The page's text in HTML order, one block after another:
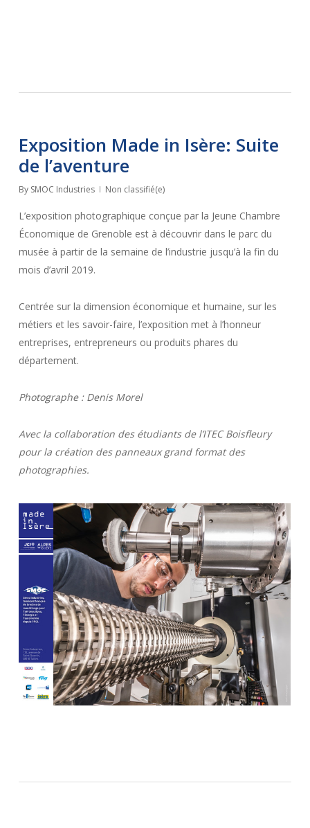
Exposition Made in Isère: Suite
de l’aventure
By SMOC Industries Non classifié(e)
L’exposition photographique conçue par la Jeune Chambre
Économique de Grenoble est à découvrir dans le parc du
musée à partir de la semaine de l’industrie jusqu’à la fin du
mois d’avril 2019.
Centrée sur la dimension économique et humaine, sur les
métiers et les savoir-faire, l’exposition met à l’honneur
entreprises, entrepreneurs ou produits phares du
département.
Photographe : Denis Morel
Avec la collaboration des étudiants de l’ITEC Boisfleury
pour la création des panneaux grand format des
photographies.